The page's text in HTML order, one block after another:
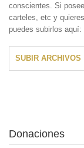
conscientes. Si
carteles, etc y
puedes subirlos aquí:
SUBIR ARCHIVOS
Donaciones